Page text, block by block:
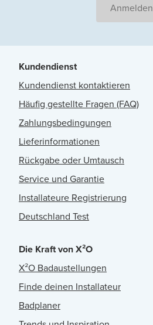
Anmelden
Kundendienst
Kundendienst kontaktieren
Häufig gestellte Fragen (FAQ)
Zahlungsbedingungen
Lieferinformationen
Rückgabe oder Umtausch
Service und Garantie
Installateure Registrierung
Deutschland Test
Die Kraft von X²O
X²O Badaustellungen
Finde deinen Installateur
Badplaner